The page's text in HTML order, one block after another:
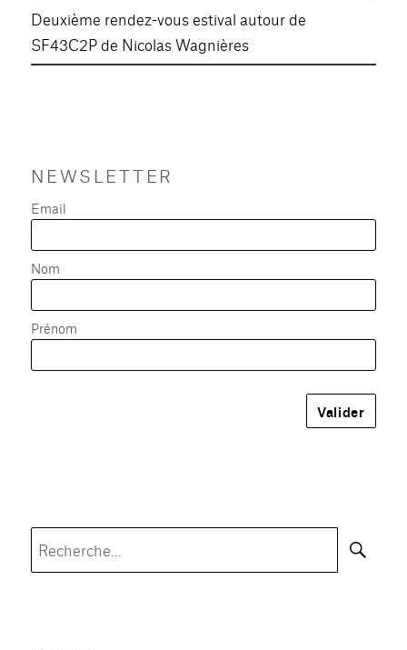
Deuxième rendez-vous estival autour de
SF43C2P de Nicolas Wagnières
NEWSLETTER
Email
Nom
Prénom